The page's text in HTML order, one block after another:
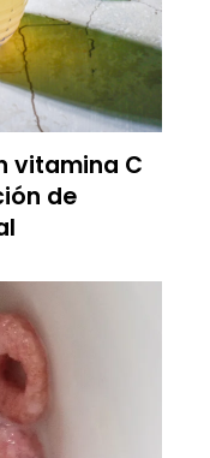
vitamina C
de